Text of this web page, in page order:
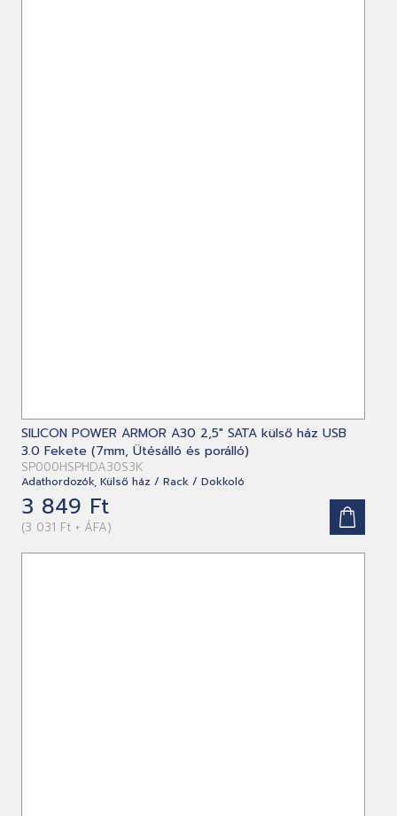
SILICON POWER ARMOR A30 2,5" SATA külső ház USB
3.0 Fekete (7mm, Ütésálló és porálló)
SP000HSPHDA30S3K
Adathordozók, Külső ház / Rack / Dokkoló
3 849 Ft
(3 031 Ft + ÁFA)